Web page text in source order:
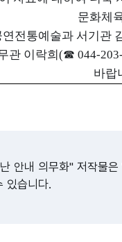
문화체
연전통예술과 서기관
관 이락희(☎ 044-
바랍
안내 의무화" 저작물은
있습니다.